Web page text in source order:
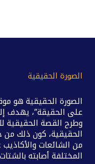
الصورة الحقيقية
الصورة الحقيقية هو
على الحقيقة”، يهدف
وطرح القصة الحقيقية
الحقيقية، كون ذلك من
من الشائعات والأكاذيب
المختلفة أصابته